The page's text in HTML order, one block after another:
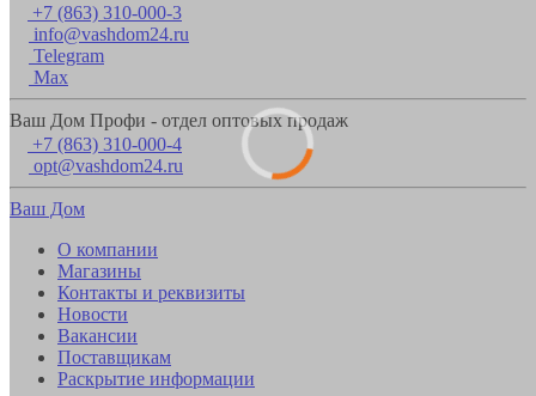
+7 (863) 310-000-3
info@vashdom24.ru
Telegram
Max
Ваш Дом Профи - отдел оптовых продаж
+7 (863) 310-000-4
opt@vashdom24.ru
Ваш Дом
О компании
Магазины
Контакты и реквизиты
Новости
Вакансии
Поставщикам
Раскрытие информации